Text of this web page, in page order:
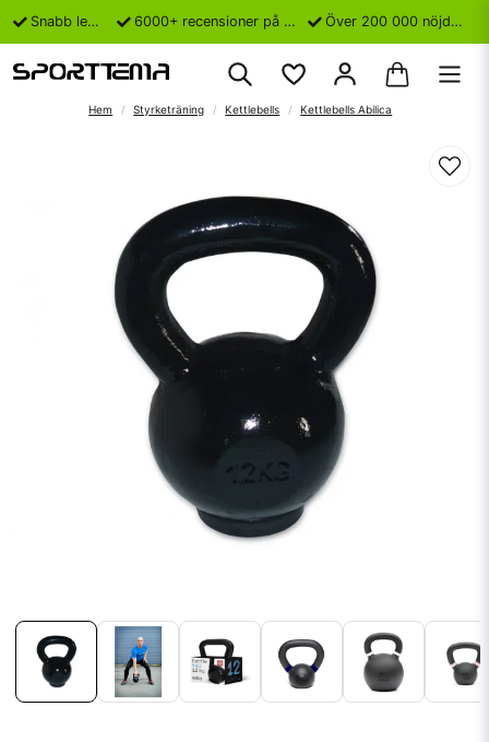
Snabb leverans 6000+ recensioner på Trustpilot Över 200 000 nöjda kunder
Hem Styrketräning Kettlebells Kettlebells Abilica